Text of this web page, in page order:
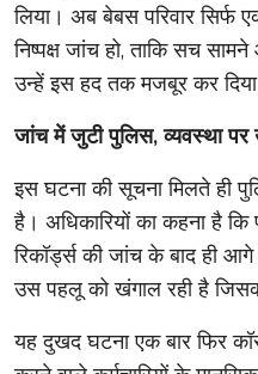
लिया। अब बेबस परिवार सिर्फ
निष्पक्ष जांच हो, ताकि सच
उन्हें इस हद तक मजबूर कर
जांच में जुटी पुलिस, व्यवस्था
इस घटना की सूचना मिलते ही
है। अधिकारियों का कहना है कि
रिकॉर्ड्स की जांच के बाद ही आगे
उस पहलू को खंगाल रही है
यह दुखद घटना एक बार फिर